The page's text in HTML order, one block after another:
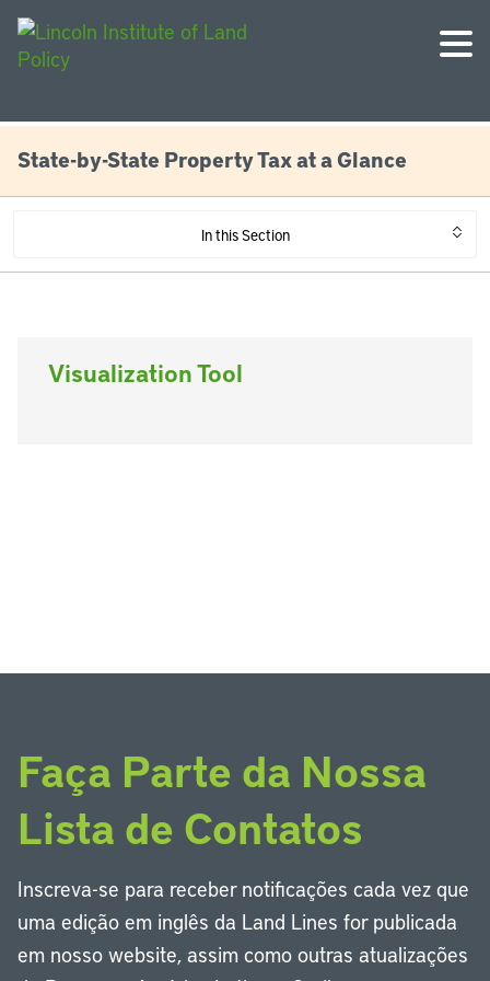
State-by-State Property Tax at a Glance
In this Section
Visualization Tool
Faça Parte da Nossa
Lista de Contatos
Inscreva-se para receber notificações cada vez que
uma edição em inglês da Land Lines for publicada
em nosso website, assim como outras atualizações